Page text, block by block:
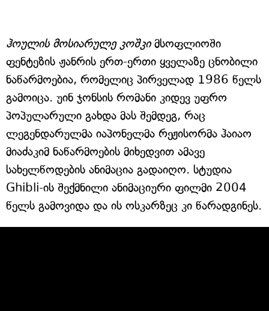
ჰოულის მოსიარულე კოშკი მსოფლიოში
ფენტეზის ჟანრის ერთ-ერთი ყველაზე ცნობილი
ნაწარმოებია, რომელიც პირველად 1986 წელს
გამოიცა. უინ ჯონსის რომანი კიდევ უფრო
პოპულარული გახდა მას შემდეგ, რაც
ლეგენდარულმა იაპონელმა რეჟისორმა ჰაიაო
მიაძაკიმ ნაწარმოების მიხედვით ამავე
სახელწოდების ანიმაცია გადაიღო. სტუდია
Ghibli-ის შექმნილი ანიმაციური ფილმი 2004
წელს გამოვიდა და ის ოსკარზეც კი წარადგინეს.